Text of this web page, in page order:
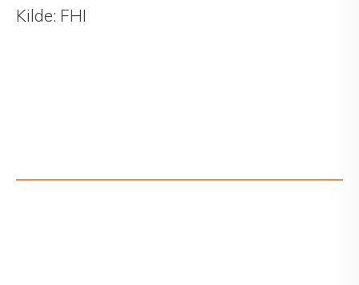
Kilde: FHI